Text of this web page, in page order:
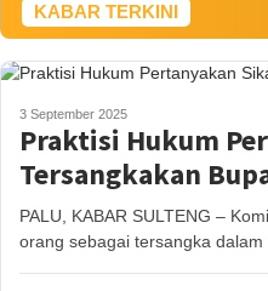
KABAR TERKINI
3 September 2025
Praktisi Hukum
Tersangkakan
PALU, KABAR SULTENG –
orang sebagai tersangka